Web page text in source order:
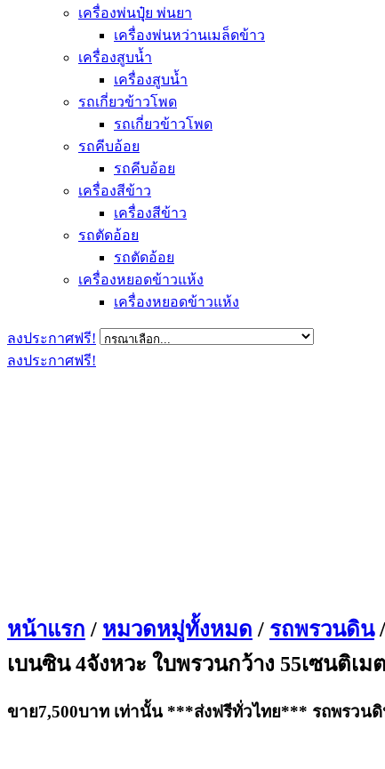
เครื่องพ่นปุุ๋ย พ่นยา
เครื่องพ่นหว่านเมล็ดข้าว
เครื่องสูบน้ำ
เครื่องสูบน้ำ
รถเกี่ยวข้าวโพด
รถเกี่ยวข้าวโพด
รถคีบอ้อย
รถคีบอ้อย
เครื่องสีข้าว
เครื่องสีข้าว
รถตัดอ้อย
รถตัดอ้อย
เครื่องหยอดข้าวแห้ง
เครื่องหยอดข้าวแห้ง
ลงประกาศฟรี!
ลงประกาศฟรี!
หน้าแรก / หมวดหมู่ทั้งหมด / รถพรวนดิน/
เบนซิน 4จังหวะ ใบพรวนกว้าง 55เซนติเม
ขาย7,500บาท เท่านั้น ***ส่งฟรีทั่วไทย*** รถพรวนดิ